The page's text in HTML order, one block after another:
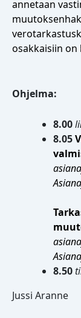
annetaan
osakkaisiin
Ohjelma:
8.00
8.05
8.50
Jussi Aranne